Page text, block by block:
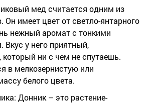
мед считается одним из
Он имеет цвет от светло-янтарного
нежный аромат с тонкими
Вкус у него приятный,
который ни с чем не спутаешь.
в мелкозернистую или
белого цвета.
Донник – это растение-